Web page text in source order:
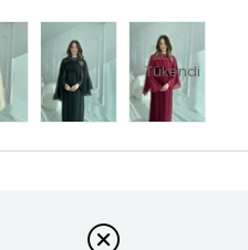
Tükendi